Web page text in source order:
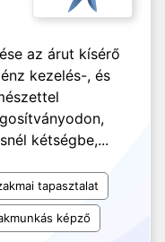
az árut kísérő
kezelés-, és
kétségbe,...
tapasztalat
képző